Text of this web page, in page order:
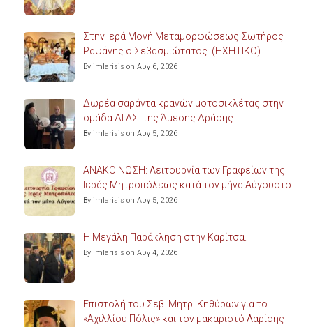
Στην Ιερά Μονή Μεταμορφώσεως Σωτήρος
Ραψάνης ο Σεβασμιώτατος. (ΗΧΗΤΙΚΟ)
By imlarisis on Αυγ 6, 2026
Δωρέα σαράντα κρανών μοτοσικλέτας στην
ομάδα ΔΙ.ΑΣ. της Άμεσης Δράσης.
By imlarisis on Αυγ 5, 2026
ΑΝΑΚΟΙΝΩΣΗ: Λειτουργία των Γραφείων της
Ιεράς Μητροπόλεως κατά τον μήνα Αύγουστο.
By imlarisis on Αυγ 5, 2026
Η Μεγάλη Παράκληση στην Καρίτσα.
By imlarisis on Αυγ 4, 2026
Επιστολή του Σεβ. Μητρ. Κηθύρων για το
«Αχιλλίου Πόλις» και τον μακαριστό Λαρίσης